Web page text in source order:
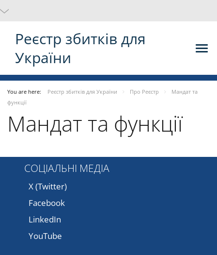
Реєстр збитків для
України
You are here: Реєстр збитків для України Про Реєстр
Мандат та
функції
Мандат та функції
СОЦІАЛЬНІ МЕДІА
X (Twitter)
Facebook
LinkedIn
YouTube